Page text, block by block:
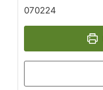
070224